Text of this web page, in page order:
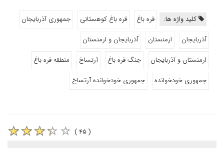
کلید واژه ها: قره باغ قره باغ کوهستانی
جمهوری آذربایجان
آذربایجان
ارمنستان
آذربایجان و ارمنستان
ارمنستان و آذربایجان
جنگ قره باغ آرتساخ
منطقه قره باغ
جمهوری خودخوانده
جمهوری خودخوانده آرتساخ
( ۴۵ )